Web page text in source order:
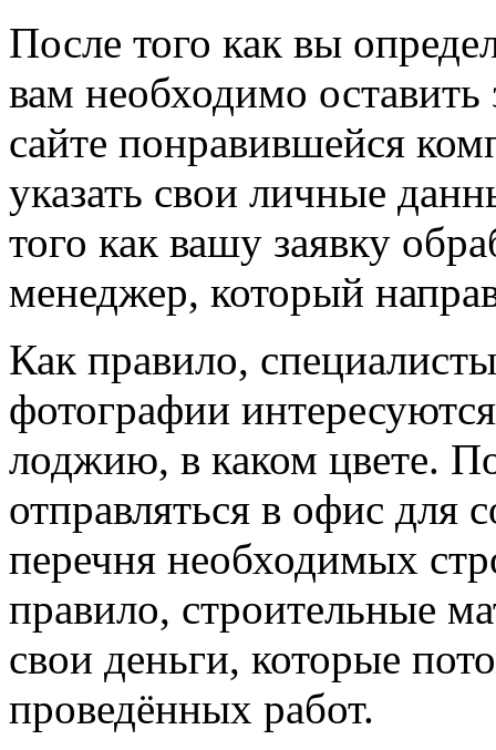
После того как вы
вам необходимо оставить
сайте понравившейся
указать свои личные
того как вашу заявку
менеджер, который
Как правило,
фотографии
лоджию, в каком цвете.
отправляться в офис для
перечня необходимых
правило, строительные
свои деньги, которые
проведённых работ.